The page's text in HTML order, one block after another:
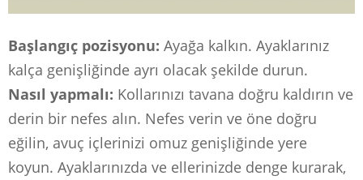
Başlangıç ​​pozisyonu: Ayağa kalkın. Ayaklarınız
kalça genişliğinde ayrı olacak şekilde durun.
Nasıl yapmalı: Kollarınızı tavana doğru kaldırın ve
derin bir nefes alın. Nefes verin ve öne doğru
eğilin, avuç içlerinizi omuz genişliğinde yere
koyun. Ayaklarınızda ve ellerinizde denge kurarak,